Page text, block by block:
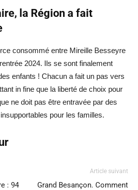
la Région a fait
consommé entre Mireille Besseyre
2024. Ils se sont finalement
enfants ! Chacun a fait un pas vers
in fine que la liberté de choix pour
ne doit pas être entravée par des
pour les familles.
: 94
Article suivant
Grand Besançon. Comment